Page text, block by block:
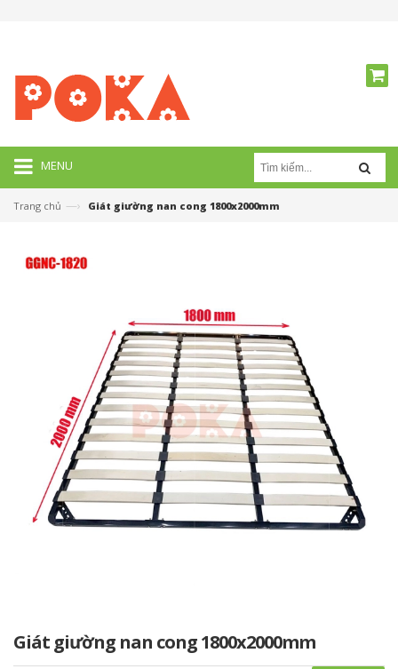
MENU
Trang chủ —› Giát giường nan cong 1800x2000mm
Giát giường nan cong 1800x2000mm